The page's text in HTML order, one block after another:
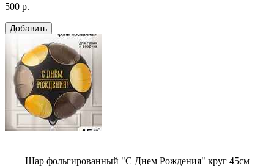
500 р.
Шар фольгированный "С Днем Рождения" круг 45см